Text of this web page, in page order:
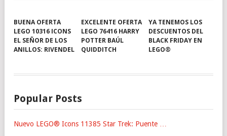
BUENA OFERTA
LEGO 10316 ICONS
EL SEÑOR DE LOS
ANILLOS: RIVENDEL
EXCELENTE OFERTA
LEGO 76416 HARRY
POTTER BAÚL
QUIDDITCH
YA TENEMOS LOS
DESCUENTOS DEL
BLACK FRIDAY EN
LEGO®
Popular Posts
Nuevo LEGO® Icons 11385 Star Trek: Puente …